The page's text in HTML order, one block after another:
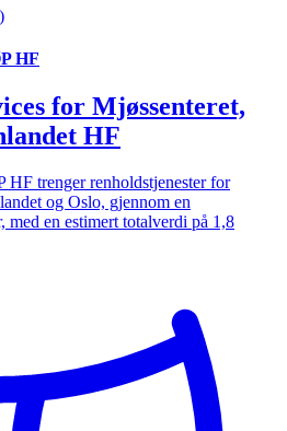
HF
for Mjøssenteret,
HF
trenger renholdstjenester for
og Oslo, gjennom en
med en estimert totalverdi på 1,8